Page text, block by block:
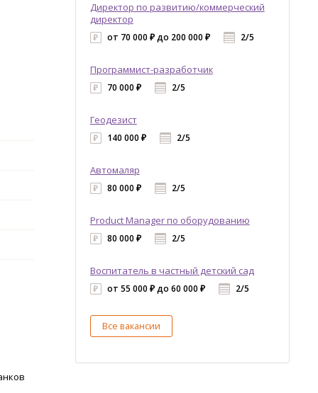
Директор по развитию/коммерческий
директор
от 70 000 ₽ до 200 000 ₽ 2/5
Программист-разработчик
70 000 ₽ 2/5
Геодезист
140 000 ₽ 2/5
Автомаляр
80 000 ₽ 2/5
Product Manager по оборудованию
80 000 ₽ 2/5
Воспитатель в частный детский сад
от 55 000 ₽ до 60 000 ₽ 2/5
Все вакансии